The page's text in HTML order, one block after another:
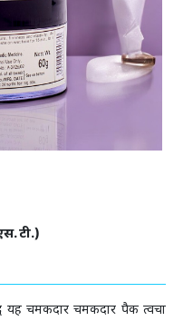
टी.)
चमकदार चमकदार पैक त्वचा